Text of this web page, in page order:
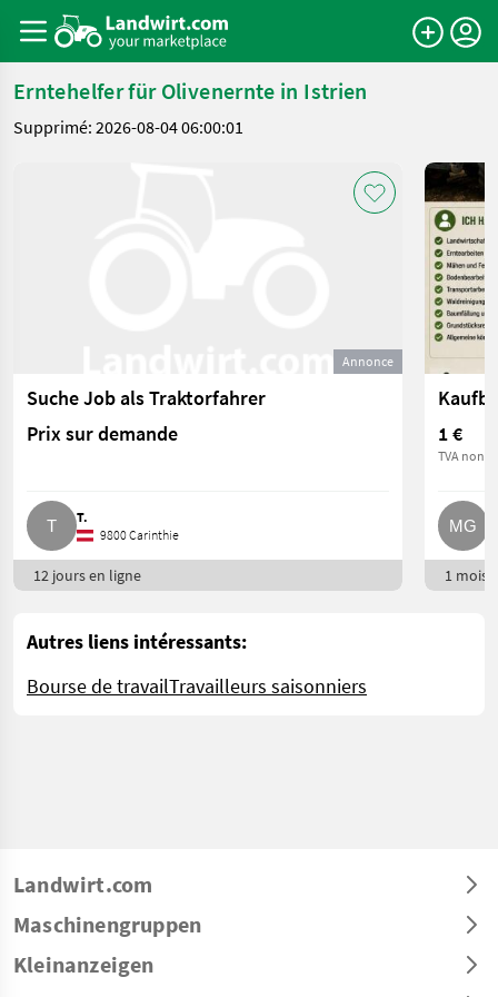
Erntehelfer für Olivenernte in Istrien
Supprimé: 2026-08-04 06:00:01
Annonce
Suche Job als Traktorfahrer
Prix sur demande
T.
9800 Carinthie
12 jours en ligne
1 €
TVA non
1 mois
Autres liens intéressants:
Bourse de travailTravailleurs saisonniers
Landwirt.com
Maschinengruppen
Kleinanzeigen